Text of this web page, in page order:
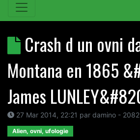
Crash d un ovni
Montana en 1865
James
27 Mar 2014, 22:21 par damino -
Alien, ovni, ufologie